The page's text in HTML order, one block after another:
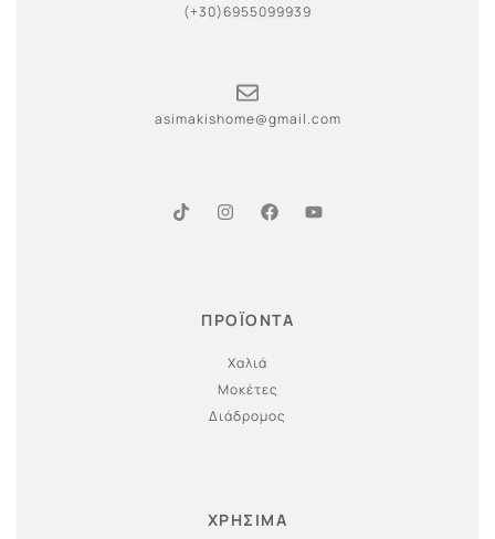
(+30)6955099939
asimakishome@gmail.com
ΠΡΟΪΟΝΤΑ
Χαλιά
Μοκέτες
Διάδρομος
ΧΡΗΣΙΜΑ